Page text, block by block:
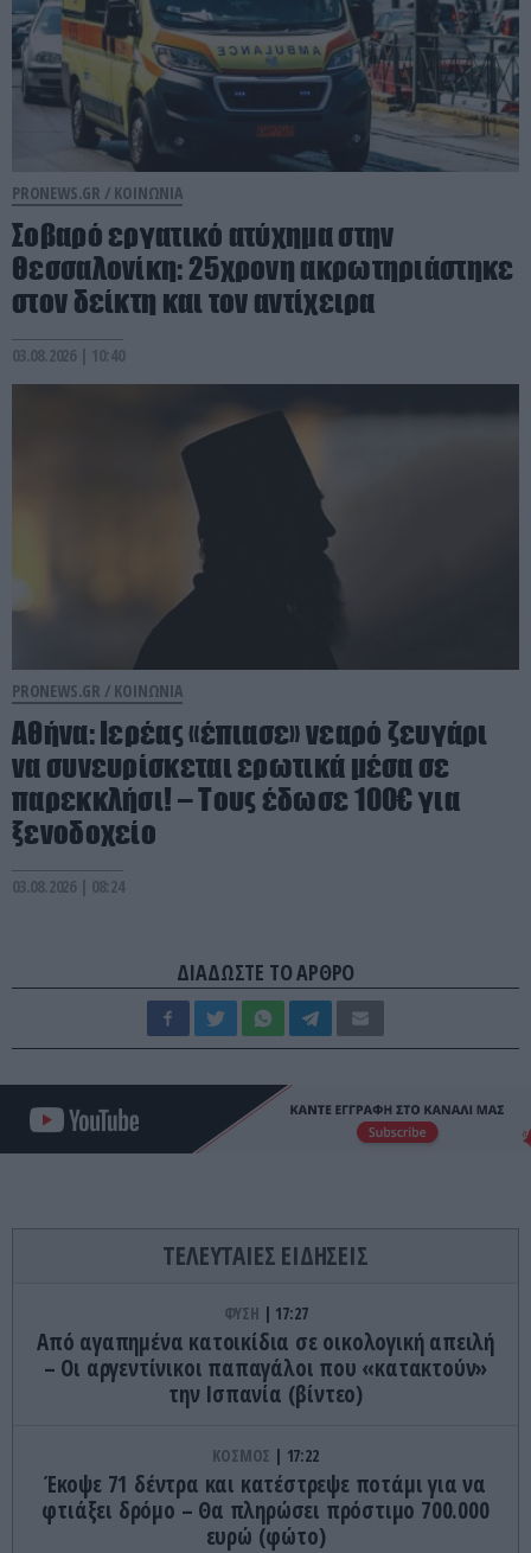
PRONEWS.GR / ΚΟΙΝΩΝΙΑ
Σοβαρό εργατικό ατύχημα στην
Θεσσαλονίκη: 25χρονη ακρωτηριάστηκε
στον δείκτη και τον αντίχειρα
03.08.2026 | 10:40
PRONEWS.GR / ΚΟΙΝΩΝΙΑ
Αθήνα: Ιερέας «έπιασε» νεαρό ζευγάρι
να συνευρίσκεται ερωτικά μέσα σε
παρεκκλήσι! – Τους έδωσε 100€ για
ξενοδοχείο
03.08.2026 | 08:24
ΔΙΑΔΩΣΤΕ ΤΟ ΑΡΘΡΟ
ΤΕΛΕΥΤΑΙΕΣ ΕΙΔΗΣΕΙΣ
ΦΥΣΗ 17:27
Από αγαπημένα κατοικίδια σε οικολογική απειλή
– Οι αργεντίνικοι παπαγάλοι που «κατακτούν»
την Ισπανία (βίντεο)
ΚΟΣΜΟΣ 17:22
Έκοψε 71 δέντρα και κατέστρεψε ποτάμι για να
φτιάξει δρόμο – Θα πληρώσει πρόστιμο 700.000
ευρώ (φώτο)